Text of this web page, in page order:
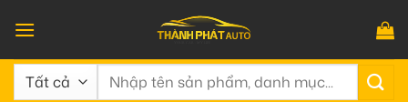
qua
nội
dung
Tìm